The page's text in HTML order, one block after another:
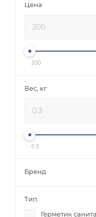
Цена
200
Вес, кг
0.3
Бренд
Тип
Герметик